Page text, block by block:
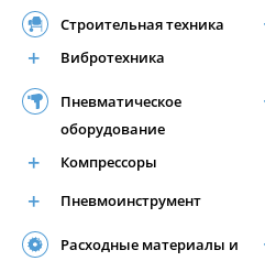
Строительная техника
Вибротехника
Пневматическое
оборудование
Компрессоры
Пневмоинструмент
Расходные материалы и